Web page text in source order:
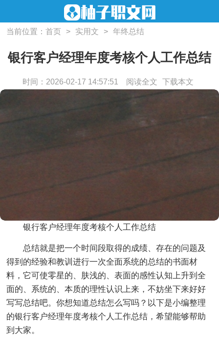
当前位置：首页 > 实用文 > 年终总结
银行客户经理年度考核个人工作总结
时间：2026-02-17 14:57:51 阅读全文 下载本文
银行客户经理年度考核个人工作总结
总结就是把一个时间段取得的成绩、存在的问题及
得到的经验和教训进行一次全面系统的总结的书面材
料，它可使零星的、肤浅的、表面的感性认知上升到全
面的、系统的、本质的理性认识上来，不妨坐下来好好
写写总结吧。你想知道总结怎么写吗？以下是小编整理
的银行客户经理年度考核个人工作总结，希望能够帮助
到大家。